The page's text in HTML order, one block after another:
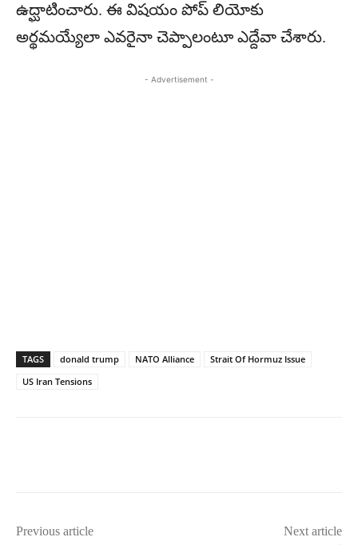
ఉద్ఘాటించారు. ఈ విషయం పోప్‌ లియోకు
అర్థమయ్యేలా ఎవరైనా చెప్పాలంటూ ఎద్దేవా చేశారు.
- Advertisement -
TAGS donald trump NATO Alliance
Strait Of Hormuz Issue
US Iran Tensions
Previous article Next article